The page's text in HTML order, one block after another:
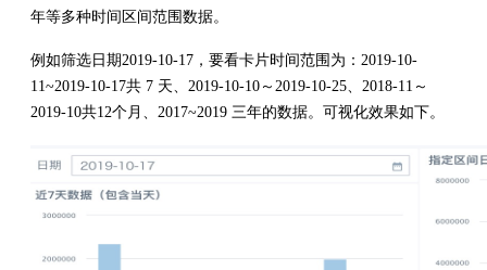
年等多种时间区间范围数据。
例如筛选日期2019-10-17，要看卡片时间范围为：2019-10-
11~2019-10-17共 7 天、2019-10-10～2019-10-25、2018-11～
2019-10共12个月、2017~2019 三年的数据。可视化效果如下。